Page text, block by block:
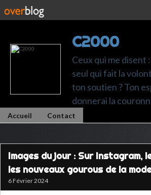
C2000
Ceux qui me disent
seul qui fait la
ton soutien ? Ton
donnerai la
Accueil Contact
Images du jour : Sur
les nouveaux gourous de la
6 Février 2024